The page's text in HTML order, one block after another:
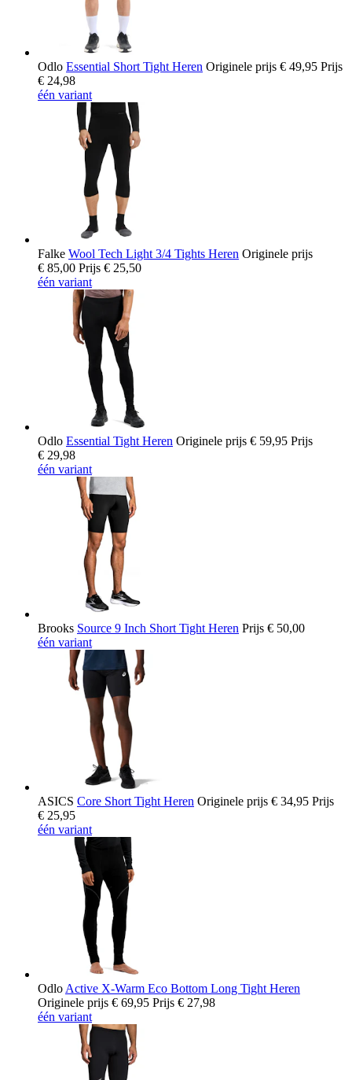
Odlo Essential Short Tight Heren Originele prijs € 49,95 Prijs
€ 24,98
één variant
Falke Wool Tech Light 3/4 Tights Heren Originele prijs
€ 85,00 Prijs € 25,50
één variant
Odlo Essential Tight Heren Originele prijs € 59,95 Prijs
€ 29,98
één variant
Brooks Source 9 Inch Short Tight Heren Prijs € 50,00
één variant
ASICS Core Short Tight Heren Originele prijs € 34,95 Prijs
€ 25,95
één variant
Odlo Active X-Warm Eco Bottom Long Tight Heren
Originele prijs € 69,95 Prijs € 27,98
één variant